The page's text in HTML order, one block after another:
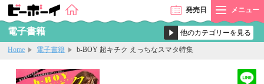
発売日 メニュー
電子書籍
Home 電子書籍 b-BOY 超キチク えっちなスマタ特集